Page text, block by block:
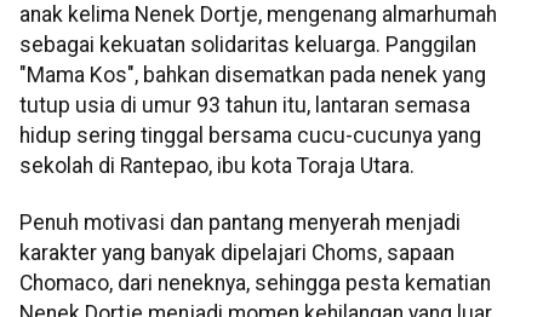
anak kelima Nenek Dortje, mengenang almarhumah
sebagai kekuatan solidaritas keluarga. Panggilan
"Mama Kos", bahkan disematkan pada nenek yang
tutup usia di umur 93 tahun itu, lantaran semasa
hidup sering tinggal bersama cucu-cucunya yang
sekolah di Rantepao, ibu kota Toraja Utara.
Penuh motivasi dan pantang menyerah menjadi
karakter yang banyak dipelajari Choms, sapaan
Chomaco, dari neneknya, sehingga pesta kematian